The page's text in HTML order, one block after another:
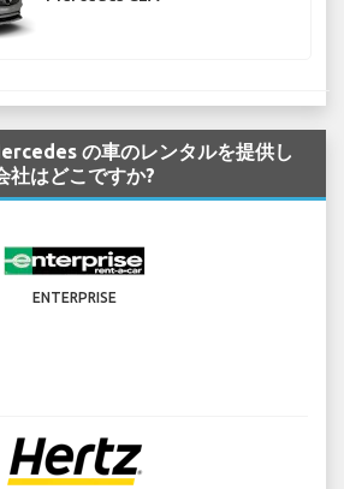
の車のレンタルを提供し
社はどこですか?
ENTERPRISE